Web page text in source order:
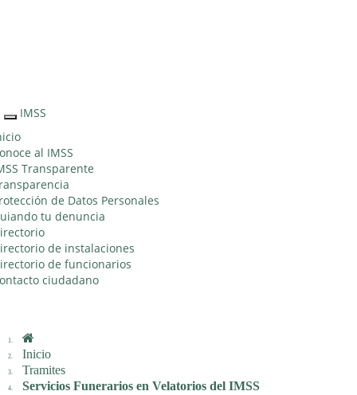
Interruptor
de
Navegación
IMSS
al IMSS
Transparente
de Datos Personales
tu denuncia
de instalaciones
de funcionarios
ciudadano
Inicio
Tramites
Servicios Funerarios en Velatorios del IMSS